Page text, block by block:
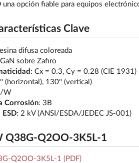
una opción fiable para equipos
Clave
difusa coloreada
sobre Zafiro
: Cx = 0.3, Cy = 0.28 (CIE 1931)
(horizontal), 130° (vertical)
W
Corrosión: 3B
: 2 kV (ANSI/ESDA/JEDEC JS-001)
Q38G-Q2OO-3K5L-1
Q2OO-3K5L-1 (PDF)